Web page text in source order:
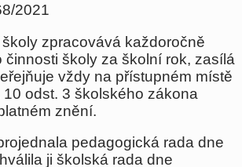
2021
zpracovává každoročně
činnosti školy za školní rok, zasílá
vždy na přístupném místě
odst. 3 školského zákona
znění.
pedagogická rada dne
ji školská rada dne